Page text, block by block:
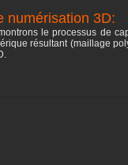
numérisation 3D:
le processus de
résultant (maillage